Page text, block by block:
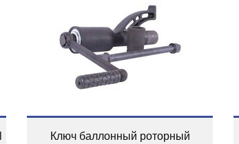
Ключ баллонный роторный